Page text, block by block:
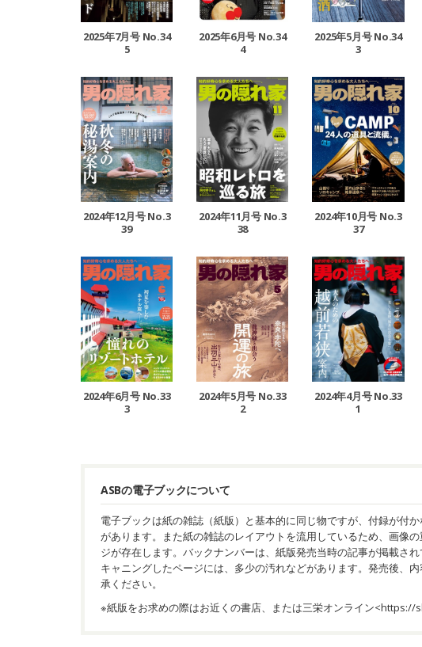
2025年7月号 No.34
5
2025年6月号 No.34
4
2025年5月号 No.34
3
2024年12月号 No.3
39
2024年11月号 No.3
38
2024年10月号 No.3
37
2024年6月号 No.33
3
2024年5月号 No.33
2
2024年4月号 No.33
1
ASBの電子ブックについて
電子ブックは紙の雑誌（紙版）と基本的に同じ物ですが、付録が付
があります。また紙の雑誌のレイアウトを流用しているため、画像
ジが存在します。バックナンバーは、紙版発売当時の記事が掲載さ
キャニングしたページには、多少の汚れなどがあります。発売後、
承ください。
※紙版をお求めの際はお近くの書店、または三栄オンライン<https://